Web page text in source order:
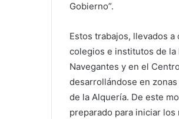
Gobierno”.
Estos trabajos, llevados a
colegios e institutos de la
Navegantes y en el
desarrollándose en
de la Alquería. De este
preparado para iniciar